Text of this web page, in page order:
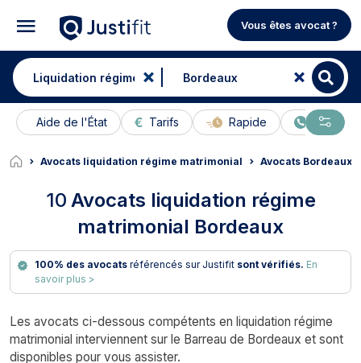
Vous êtes avocat ?
Aide de l'État Tarifs Rapide En ligne
Avocats liquidation régime matrimonial Avocats Bordeaux
10 Avocats liquidation régime
matrimonial Bordeaux
100% des avocatsréférencés sur Justifit sont vérifiés. En
savoir plus >
Les avocats ci-dessous compétents en liquidation régime
matrimonial interviennent sur le Barreau de Bordeaux et sont
disponibles pour vous assister.